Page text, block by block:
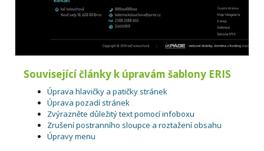
Související články k úpravám šablony ERIS
Úprava hlavičky a patičky stránek
Úprava pozadí stránek
Zvýrazněte důležitý text pomocí infoboxu
Zrušení postranního sloupce a roztažení obsahu
Úpravy menu